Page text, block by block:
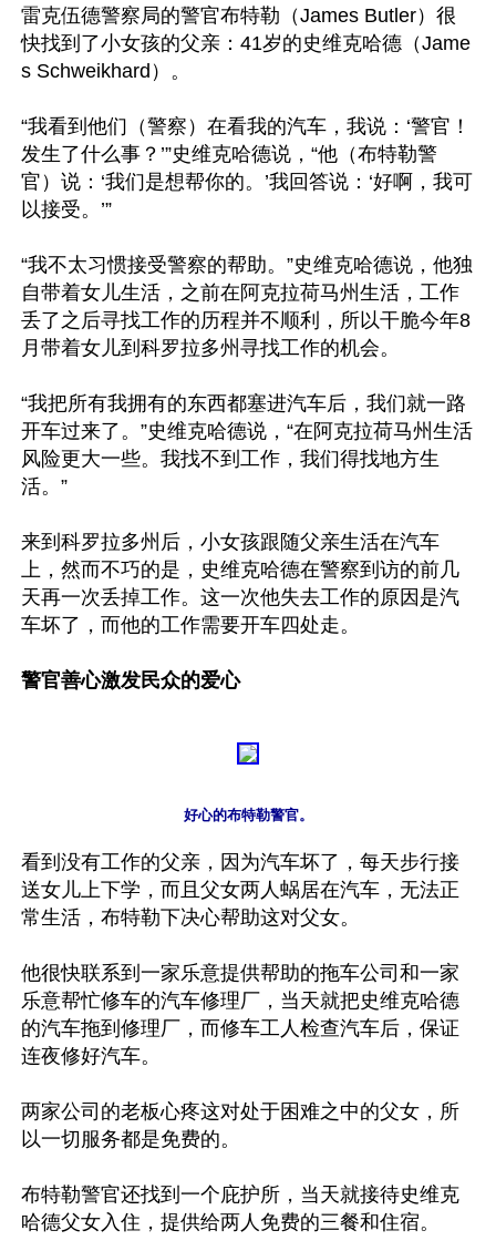
雷克伍德警察局的警官布特勒（James Butler）很
快找到了小女孩的父亲：41岁的史维克哈德（Jame
s Schweikhard）。
“我看到他们（警察）在看我的汽车，我说：‘警官！
发生了什么事？’”史维克哈德说，“他（布特勒警
官）说：‘我们是想帮你的。’我回答说：‘好啊，我可
以接受。’”
“我不太习惯接受警察的帮助。”史维克哈德说，他独
自带着女儿生活，之前在阿克拉荷马州生活，工作
丢了之后寻找工作的历程并不顺利，所以干脆今年8
月带着女儿到科罗拉多州寻找工作的机会。
“我把所有我拥有的东西都塞进汽车后，我们就一路
开车过来了。”史维克哈德说，“在阿克拉荷马州生活
风险更大一些。我找不到工作，我们得找地方生
活。”
来到科罗拉多州后，小女孩跟随父亲生活在汽车
上，然而不巧的是，史维克哈德在警察到访的前几
天再一次丢掉工作。这一次他失去工作的原因是汽
车坏了，而他的工作需要开车四处走。
警官善心激发民众的爱心
看到没有工作的父亲，因为汽车坏了，每天步行接
送女儿上下学，而且父女两人蜗居在汽车，无法正
常生活，布特勒下决心帮助这对父女。
他很快联系到一家乐意提供帮助的拖车公司和一家
乐意帮忙修车的汽车修理厂，当天就把史维克哈德
的汽车拖到修理厂，而修车工人检查汽车后，保证
连夜修好汽车。
两家公司的老板心疼这对处于困难之中的父女，所
以一切服务都是免费的。
布特勒警官还找到一个庇护所，当天就接待史维克
哈德父女入住，提供给两人免费的三餐和住宿。